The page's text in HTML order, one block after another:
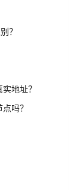
？
地址？
吗？